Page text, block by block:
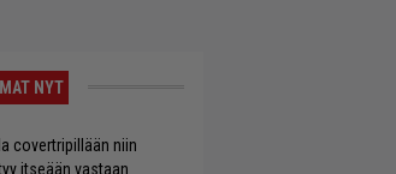
NYT
covertripillään niin
itseään vastaan